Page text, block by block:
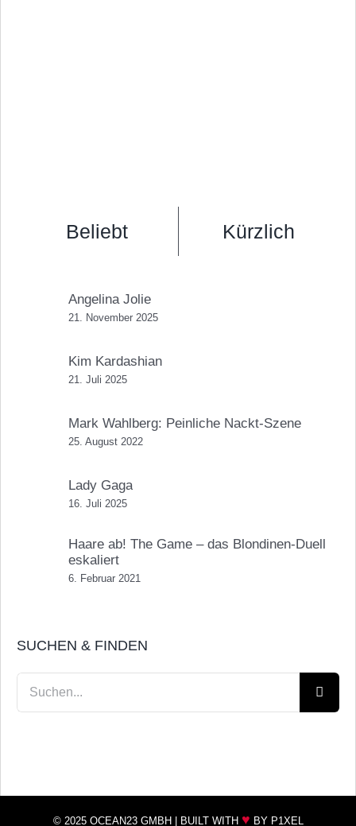
Beliebt Kürzlich
Angelina Jolie
21. November 2025
Kim Kardashian
21. Juli 2025
Mark Wahlberg: Peinliche Nackt-Szene
25. August 2022
Lady Gaga
16. Juli 2025
Haare ab! The Game – das Blondinen-Duell
eskaliert
6. Februar 2021
SUCHEN & FINDEN
Suche
nach:
© 2025 OCEAN23 GMBH | BUILT WITH ♥ BY P1XEL